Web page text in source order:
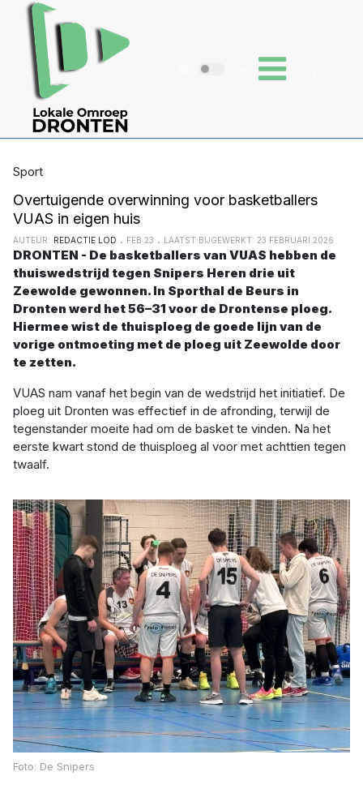
Sport
Overtuigende overwinning voor basketballers
VUAS in eigen huis
AUTEUR: REDACTIE LOD FEB 23 LAATST BIJGEWERKT: 23 FEBRUARI 2026
DRONTEN - De basketballers van VUAS hebben de
thuiswedstrijd tegen Snipers Heren drie uit
Zeewolde gewonnen. In Sporthal de Beurs in
Dronten werd het 56–31 voor de Drontense ploeg.
Hiermee wist de thuisploeg de goede lijn van de
vorige ontmoeting met de ploeg uit Zeewolde door
te zetten.
VUAS nam vanaf het begin van de wedstrijd het initiatief. De
ploeg uit Dronten was effectief in de afronding, terwijl de
tegenstander moeite had om de basket te vinden. Na het
eerste kwart stond de thuisploeg al voor met achttien tegen
twaalf.
Foto: De Snipers